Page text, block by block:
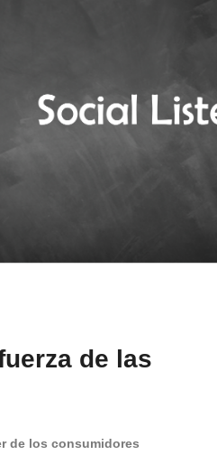
de las
de los consumidores